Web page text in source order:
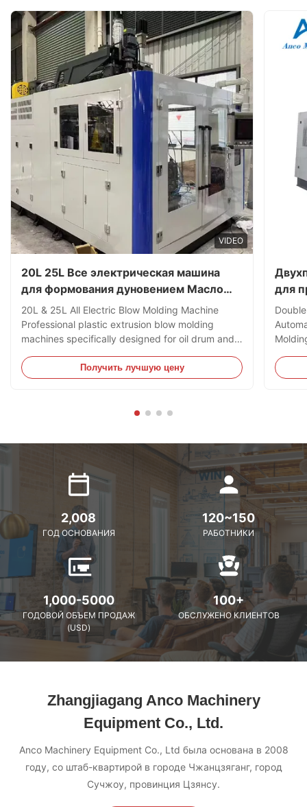
VIDEO
20L 25L Все электрическая машина
для формования дуновением Масло
барабан пластиковый экструзионный
дуновение формования машина
20L & 25L All Electric Blow Molding Machine
Professional plastic extrusion blow molding
machines specifically designed for oil drum and
HDPE and PC materials. Technical Specifications
Specification Value Voltage 380V Clamping Force
Получить лучшую цену
для
2,008
ГОД ОСНОВАНИЯ
120~150
РАБОТНИКИ
1,000-5000
ГОДОВОЙ ОБЪЕМ ПРОДАЖ
(USD)
100+
ОБСЛУЖЕНО КЛИЕНТОВ
Zhangjiagang Anco Machinery
Equipment Co., Ltd.
Anco Machinery Equipment Co., Ltd была основана в 2008
году, со штаб-квартирой в городе Чжанцзяганг, город
Сучжоу, провинция Цзянсу.